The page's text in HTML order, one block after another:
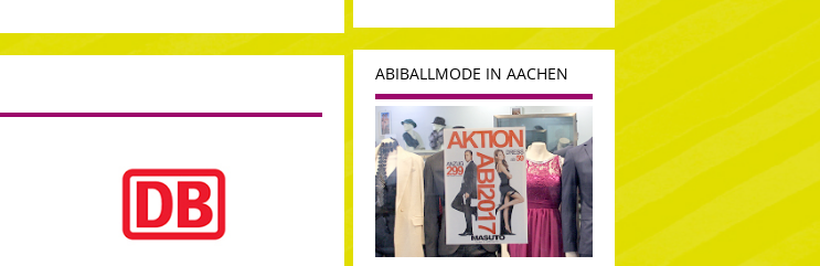
ABIBALLMODE IN AACHEN